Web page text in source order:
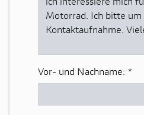
Vor- und Nachname: *